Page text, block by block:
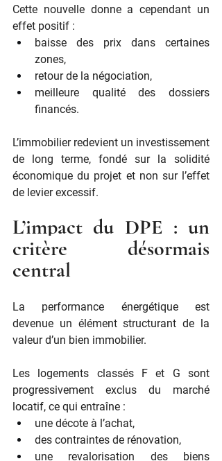
Cette nouvelle donne a cependant un
effet positif :
baisse des prix dans certaines
zones,
retour de la négociation,
meilleure qualité des dossiers
financés.
L’immobilier redevient un investissement
de long terme, fondé sur la solidité
économique du projet et non sur l’effet
de levier excessif.
L’impact du DPE : un
critère désormais
central
La performance énergétique est
devenue un élément structurant de la
valeur d’un bien immobilier.
Les logements classés F et G sont
progressivement exclus du marché
locatif, ce qui entraîne :
une décote à l’achat,
des contraintes de rénovation,
une revalorisation des biens